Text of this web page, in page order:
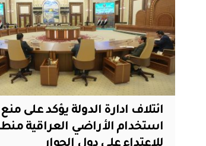
ائتلاف ادارة الدولة يؤكد على منع
استخدام الأراضي العراقية